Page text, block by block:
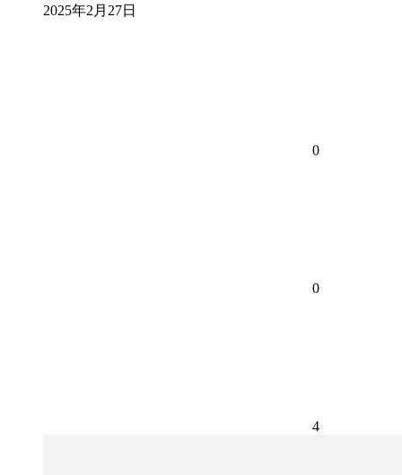
2025年2月27日
0
0
4